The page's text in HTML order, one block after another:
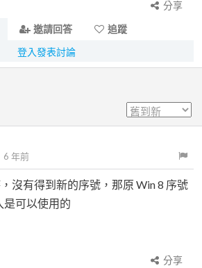
分享
邀請回答
追蹤
登入發表討論
6 年前
沒有得到新的序號，那原 Win 8 序號
是可以使用的
分享